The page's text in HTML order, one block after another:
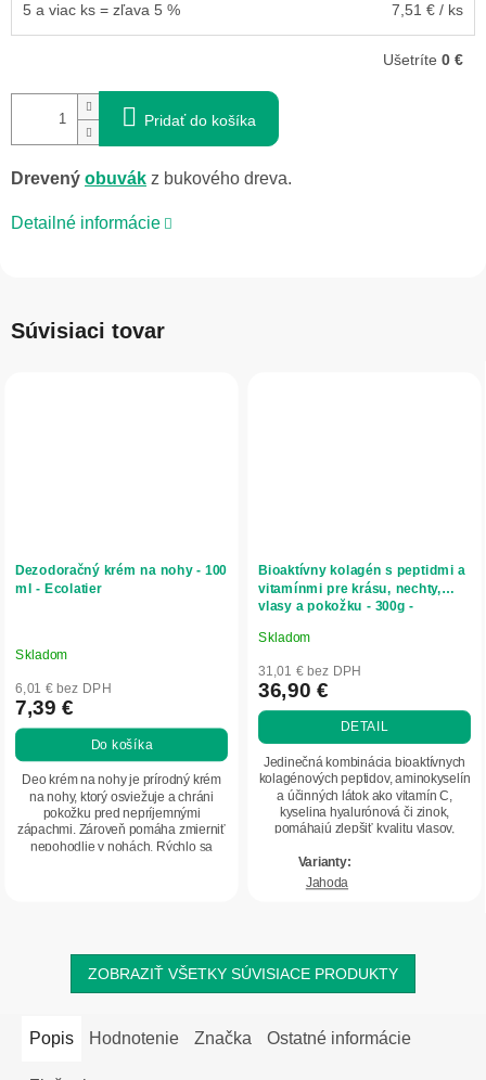
5 a viac ks = zľava 5 % 7,51 € / ks
Ušetríte 0 €
Pridať do košíka
Drevený obuvák z bukového dreva.
Detailné informácie
Súvisiaci tovar
Dezodoračný krém na nohy - 100
ml - Ecolatier
Skladom
6,01 € bez DPH
7,39 €
Do košíka
Deo krém na nohy je prírodný krém
na nohy, ktorý osviežuje a chráni
pokožku pred nepríjemnými
zápachmi. Zároveň pomáha zmierniť
nepohodlie v nohách. Rýchlo sa
Bioaktívny kolagén s peptidmi a
vitamínmi pre krásu, nechty,
vlasy a pokožku - 300g -
Priemerné
hodnotenie
produktu
je
5
hviezdičiek.
Skladom
31,01 € bez DPH
36,90 €
DETAIL
Jedinečná kombinácia bioaktívnych
kolagénových peptidov, aminokyselín
a účinných látok ako vitamín C,
kyselina hyalurónová či zinok,
pomáhajú zlepšiť kvalitu vlasov,
Jahoda
ZOBRAZIŤ VŠETKY SÚVISIACE PRODUKTY
Popis Hodnotenie Značka Ostatné informácie